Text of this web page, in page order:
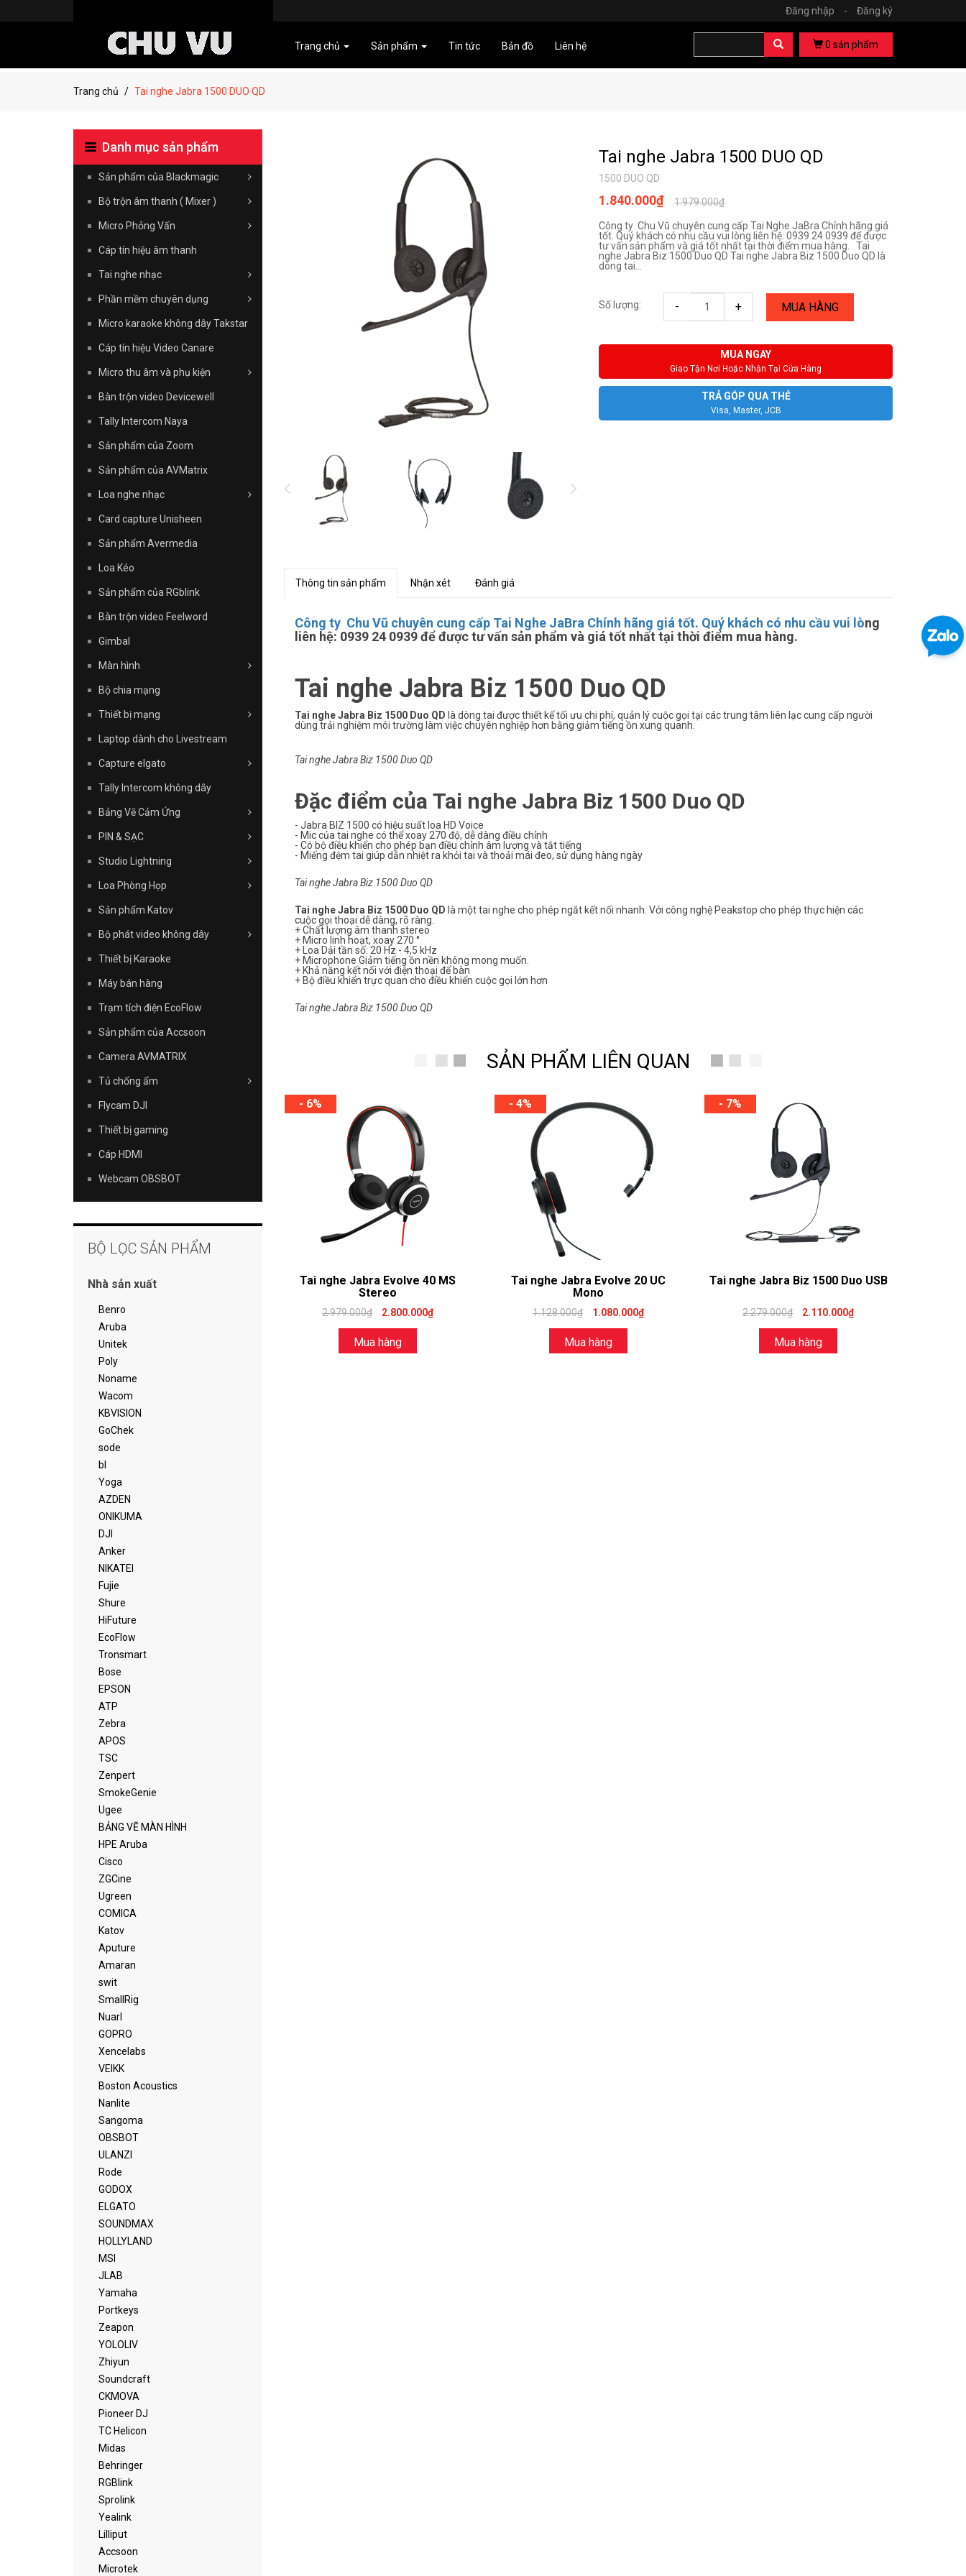
Đăng nhập - Đăng ký
Trang chủ Sản phẩm Tin tức Bản đồ Liên hệ 0 sản phẩm
Trang chủ Tai nghe Jabra 1500 DUO QD
Tai nghe Jabra 1500 DUO QD
1500 DUO QD
1.979.000₫
1.840.000₫
Công ty Chu Vũ chuyên cung cấp Tai Nghe JaBra Chính hãng giá
tốt. Quý khách có nhu cầu vui lòng liên hệ: 0939 24 0939 để được
tư vấn sản phẩm và giá tốt nhất tại thời điểm mua hàng. Tai
nghe Jabra Biz 1500 Duo QD Tai nghe Jabra Biz 1500 Duo QD là
dòng tai...
Số lượng: - + MUA HÀNG
MUA NGAY
Giao Tận Nơi Hoặc Nhận Tại Cửa Hàng
TRẢ GÓP QUA THẺ
Visa, Master, JCB
Thông tin sản phẩm Nhận xét Đánh giá
Công ty Chu Vũ chuyên cung cấp Tai Nghe JaBra Chính hãng giá tốt. Quý khách có nhu cầu vui lòng
liên hệ: 0939 24 0939 để được tư vấn sản phẩm và giá tốt nhất tại thời điểm mua hàng.
Tai nghe Jabra Biz 1500 Duo QD
Tai nghe Jabra Biz 1500 Duo QD là dòng tai được thiết kế tối ưu chi phí, quản lý cuộc gọi tại các trung tâm liên lạc cung cấp người
dùng trải nghiệm môi trường làm việc chuyên nghiệp hơn bằng giảm tiếng ồn xung quanh.
Tai nghe Jabra Biz 1500 Duo QD
Đặc điểm của Tai nghe Jabra Biz 1500 Duo QD
- Jabra BIZ 1500 có hiệu suất loa HD Voice
- Mic của tai nghe có thể xoay 270 độ, dễ dàng điều chỉnh
- Có bộ điều khiển cho phép bạn điều chỉnh âm lượng và tắt tiếng
- Miếng đệm tai giúp dẫn nhiệt ra khỏi tai và thoải mái đeo, sử dụng hàng ngày
Tai nghe Jabra Biz 1500 Duo QD
Tai nghe Jabra Biz 1500 Duo QD là một tai nghe cho phép ngắt kết nối nhanh. Với công nghệ Peakstop cho phép thực hiện các
cuộc gọi thoại dễ dàng, rõ ràng.
+ Chất lượng âm thanh stereo
+ Micro linh hoạt, xoay 270 °
+ Loa Dải tần số: 20 Hz - 4,5 kHz
+ Microphone Giảm tiếng ồn nền không mong muốn.
+ Khả năng kết nối với điện thoại để bàn
+ Bộ điều khiển trực quan cho điều khiển cuộc gọi lớn hơn
Tai nghe Jabra Biz 1500 Duo QD
SẢN PHẨM LIÊN QUAN
- 6%
Tai nghe Jabra Evolve 40 MS
Stereo
2.979.000₫ 2.800.000₫
Mua hàng
- 4%
Tai nghe Jabra Evolve 20 UC
Mono
1.128.000₫ 1.080.000₫
Mua hàng
- 7%
Tai nghe Jabra Biz 1500 Duo USB
2.279.000₫ 2.110.000₫
Mua hàng
Danh mục sản phẩm
Sản phẩm của Blackmagic
Bộ trộn âm thanh ( Mixer )
Micro Phỏng Vấn
Cáp tín hiệu âm thanh
Tai nghe nhạc
Phần mềm chuyên dụng
Micro karaoke không dây Takstar
Cáp tín hiệu Video Canare
Micro thu âm và phụ kiện
Bàn trộn video Devicewell
Tally Intercom Naya
Sản phẩm của Zoom
Sản phẩm của AVMatrix
Loa nghe nhạc
Card capture Unisheen
Sản phẩm Avermedia
Loa Kéo
Sản phẩm của RGblink
Bàn trộn video Feelword
Gimbal
Màn hình
Bộ chia mạng
Thiết bị mạng
Laptop dành cho Livestream
Capture elgato
Tally Intercom không dây
Bảng Vẽ Cảm Ứng
PIN & SẠC
Studio Lightning
Loa Phòng Họp
Sản phẩm Katov
Bộ phát video không dây
Thiết bị Karaoke
Máy bán hàng
Trạm tích điện EcoFlow
Sản phẩm của Accsoon
Camera AVMATRIX
Tủ chống ẩm
Flycam DJI
Thiết bị gaming
Cáp HDMI
Webcam OBSBOT
BỘ LỌC SẢN PHẨM
Nhà sản xuất
Benro
Aruba
Unitek
Poly
Noname
Wacom
KBVISION
GoChek
sode
bl
Yoga
AZDEN
ONIKUMA
DJI
Anker
NIKATEI
Fujie
Shure
HiFuture
EcoFlow
Tronsmart
Bose
EPSON
ATP
Zebra
APOS
TSC
Zenpert
SmokeGenie
Ugee
BẢNG VẼ MÀN HÌNH
HPE Aruba
Cisco
ZGCine
Ugreen
COMICA
Katov
Aputure
Amaran
swit
SmallRig
Nuarl
GOPRO
Xencelabs
VEIKK
Boston Acoustics
Nanlite
Sangoma
OBSBOT
ULANZI
Rode
GODOX
ELGATO
SOUNDMAX
HOLLYLAND
MSI
JLAB
Yamaha
Portkeys
Zeapon
YOLOLIV
Zhiyun
Soundcraft
CKMOVA
Pioneer DJ
TC Helicon
Midas
Behringer
RGBlink
Sprolink
Yealink
Lilliput
Accsoon
Microtek